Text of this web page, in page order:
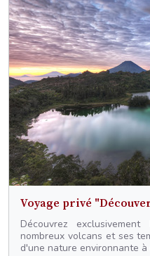
Voyage privé
Découvrez
nombreux volcans et ses
d'une nature environnante